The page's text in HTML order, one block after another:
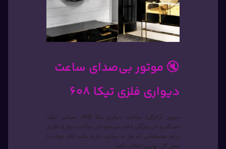
🔇 موتور بی‌صدای ساعت
دیواری فلزی تیکا 608
موتور آرام‌گرد ساعت دیواری تیکا 608، صدایی تولید
نمی‌کند و این ویژگی باعث می‌شود این ساعت دیواری فلزی
برای محیط‌هایی که نیاز به سکوت دارند مانند اتاق خواب یا
محل کار، بهترین انتخاب باشد.